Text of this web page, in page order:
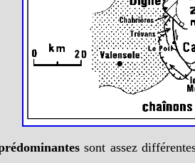
sont assez